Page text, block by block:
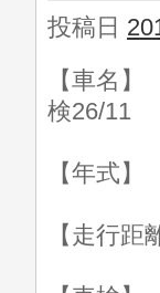
投稿日
【車名
検26/11
【年式
【走行